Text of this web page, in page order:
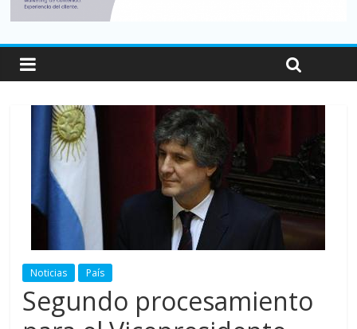
Noticias País
Segundo procesamiento